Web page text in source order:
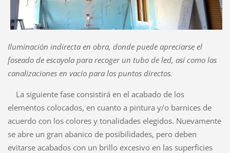
Iluminación indirecta en obra, donde puede apreciarse el
foseado de escayola para recoger un tubo de led, así como las
canalizaciones en vacío para los puntos directos.
La siguiente fase consistirá en el acabado de los
elementos colocados, en cuanto a pintura y/o barnices de
acuerdo con los colores y tonalidades elegidos. Nuevamente
se abre un gran abanico de posibilidades, pero deben
evitarse acabados con un brillo excesivo en las superficies